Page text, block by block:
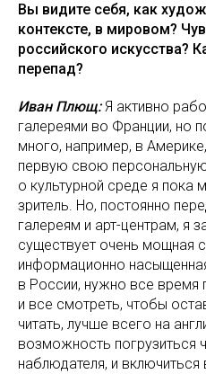
Вы видите себя, как
контексте, в мировом?
российского искусства?
перепад?
Иван Плющ:Я активно
галереями во Франции, но
много, например, в
первую свою
о культурной среде я пока
зритель. Но, постоянно
галереям и арт-центрам, я
существует очень мощная
информационно
в России, нужно все время
и все смотреть, чтобы
читать, лучше всего на
возможность погрузиться
наблюдателя, и